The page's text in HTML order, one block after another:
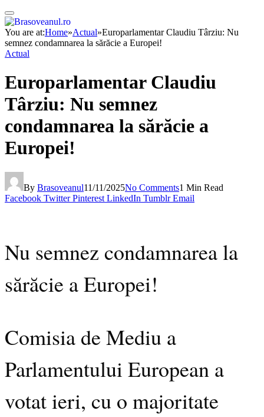
You are at:Home»Actual»Europarlamentar Claudiu Târziu: Nu
semnez condamnarea la sărăcie a Europei!
Actual
Europarlamentar Claudiu
Târziu: Nu semnez
condamnarea la sărăcie a
Europei!
By Brasoveanul11/11/2025No Comments1 Min Read
Facebook Twitter Pinterest LinkedIn Tumblr Email
Nu semnez condamnarea la
sărăcie a Europei!
Comisia de Mediu a
Parlamentului European a
votat ieri, cu o majoritate